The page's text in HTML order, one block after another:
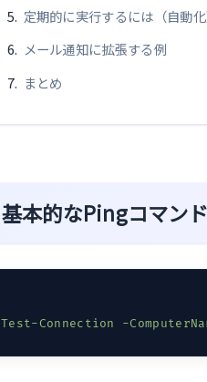
定期的に実行するには（自動化
メール通知に拡張する例
まとめ
基本的なPingコマン
Test-Connection -